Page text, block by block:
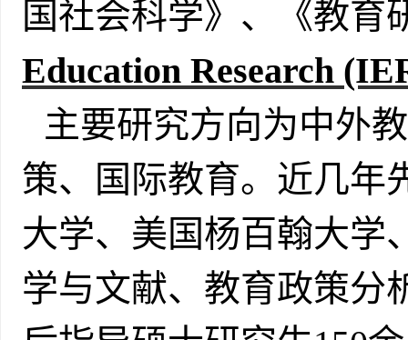
国社会科学》、《教育
Education Research
主要研究方向为中外
策、国际教育。近几年
大学、美国杨百翰大学
学与文献、教育政策分